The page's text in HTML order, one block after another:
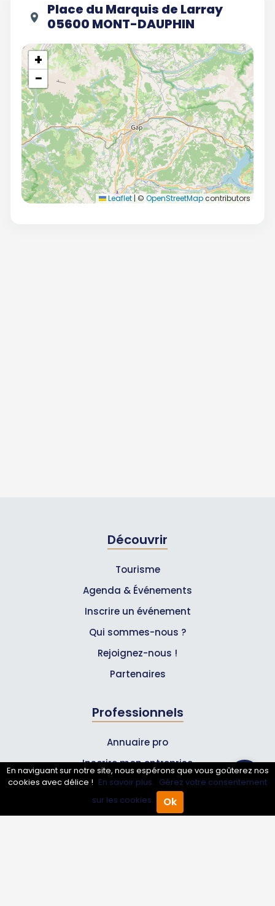
Annuaire Pro Agenda
Place du Marquis de Larray
05600 MONT-DAUPHIN
+
−
Leaflet | © OpenStreetMapcontributors
Découvrir
Tourisme
Agenda & Événements
Inscrire un événement
Qui sommes-nous ?
Rejoignez-nous !
Partenaires
Professionnels
Annuaire pro
Inscrire mon entreprise
Les Abonnements Pros
En naviguant sur notre site, nous espérons que vous goûterez nos
cookies avec délice ! En savoir plus. Gérez votre consentement
sur les cookies.
Ok